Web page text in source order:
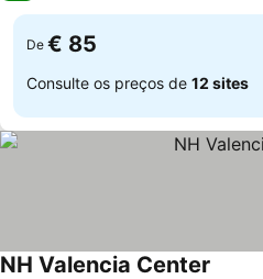
De € 85
Consulte os preços de 12 sites
NH Valencia Center